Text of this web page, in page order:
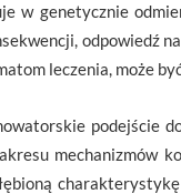
w genetycznie
odpowiedź
leczenia, może
podejście
mechanizmów